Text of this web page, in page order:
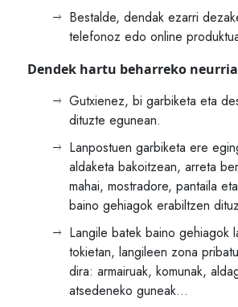
Bestalde, dendak ezarri
telefonoz edo online
Dendek hartu beharreko
Gutxienez, bi garbiketa eta
dituzte egunean.
Lanpostuen garbiketa ere
aldaketa bakoitzean, arreta
mahai, mostradore, pantaila
baino gehiagok erabiltzen
Langile batek baino gehiagok
tokietan, langileen zona
dira: armairuak, komunak,
atsedeneko guneak…